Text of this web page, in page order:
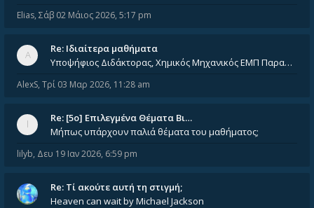
Elias, Σάβ 02 Μάιος 2026, 5:17 pm
Re: Ιδιαίτερα μαθήματα
Υποψήφιος Διδάκτορας, Χημικός Μηχανικός ΕΜΠ Παραδίδω ιδιαίτερα μαθήματα μέσης και ανώτατης εκπαίδευσης σε θετικές και τε
AlexS, Τρί 03 Μαρ 2026, 11:28 am
Re: [5ο] Επιλεγμένα Θέματα Βι…
Μήπως υπάρχουν παλιά θέματα του μαθήματος;
lilyb, Δευ 19 Ιαν 2026, 6:59 pm
Re: Tί ακούτε αυτή τη στιγμή;
Heaven can wait by Michael Jackson